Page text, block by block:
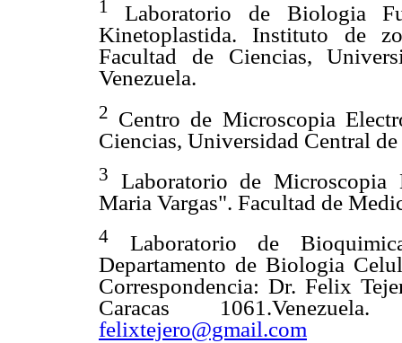
1 Laboratorio de Biologia
Kinetoplastida. Instituto de
Facultad de Ciencias,
Venezuela.
2 Centro de Microscopia
Ciencias, Universidad Central de
3
Laboratorio de Microscopia
Maria Vargas". Facultad de
4
Laboratorio de
Departamento de Biologia
Correspondencia: Dr. Felix
Caracas
felixtejero@gmail.com